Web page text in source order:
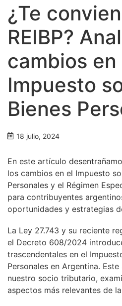
¿Te
REIBP?
cambios en
Impuesto
Bienes
18 julio, 2024
En este artículo
los cambios en el Impuesto
Personales y el Régimen
para contribuyentes
oportunidades y estrategias
La Ley 27.743 y su reciente
el Decreto 608/2024
trascendentales en el
Personales en Argentina.
nuestro socio tributario,
aspectos más relevantes de